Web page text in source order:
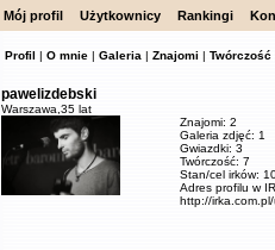
Mój profil Użytkownicy Rankingi
Profil | O mnie | Galeria | Znajomi | Twórczość
pawelizdebski
Warszawa, 35 lat
Znajomi: 2
Galeria zdjęć: 1
Gwiazdki: 3
Twórczość: 7
Stan/cel irków:
Adres profilu w
http://